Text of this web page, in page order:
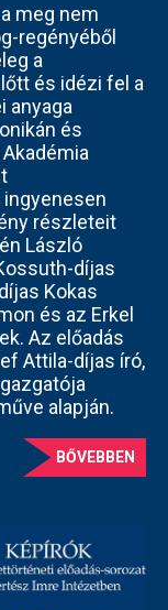
meg nem
regényéből
a
és idézi fel a
anyaga
és
részleteit
László
díjas
Kokas
és az Erkel
Az előadás
Attila-díjas író,
alapján.
BŐVEBBEN